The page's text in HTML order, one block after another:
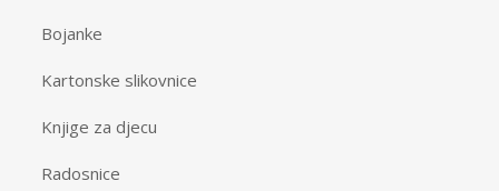
Bojanke
Kartonske slikovnice
Knjige za djecu
Radosnice